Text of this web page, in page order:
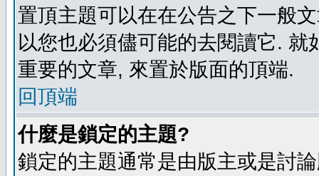
置頂主題可以在在公告之下一般
以您也必須儘可能的去閱讀它.
重要的文章, 來置於版面的頂端.
回頂端
什麼是鎖定的主題?
鎖定的主題通常是由版主或是討